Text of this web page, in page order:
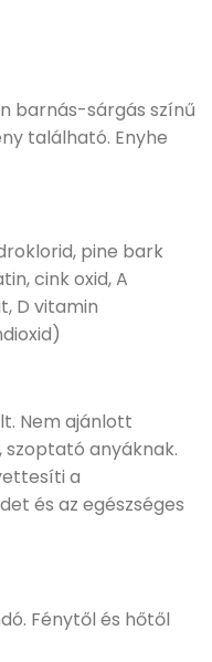
barnás-sárgás színű
található. Enyhe
pine bark
cink oxid, A
D vitamin
Nem ajánlott
anyáknak.
a
és az egészséges
Fénytől és hőtől